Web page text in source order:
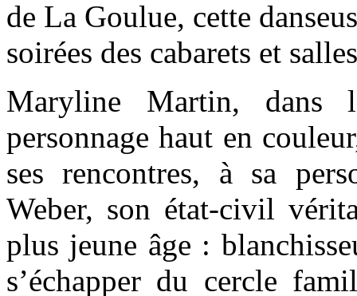
de La Goulue, cette
soirées des cabarets et
Maryline Martin, dans
personnage haut en
ses rencontres, à sa
Weber, son état-civil
plus jeune âge :
s’échapper du cercle